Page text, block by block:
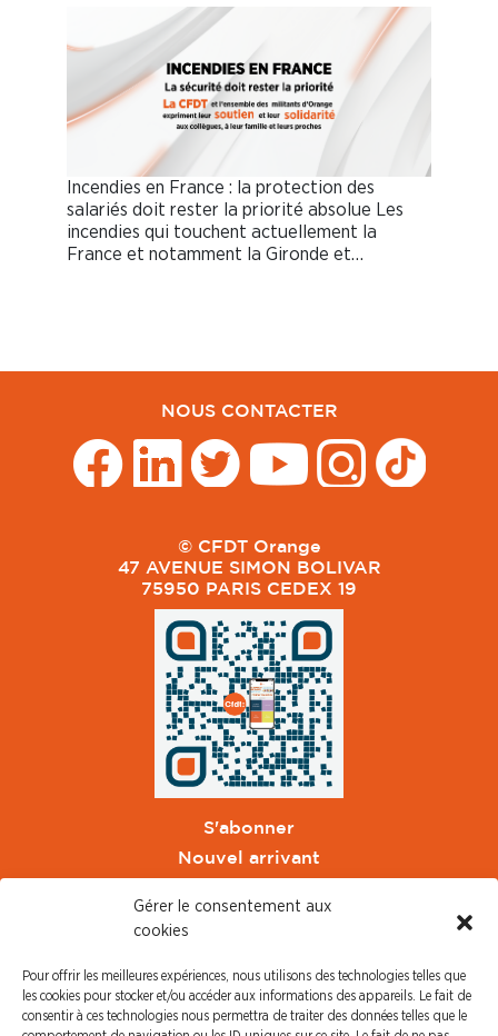
Gérer le consentement aux
cookies
Pour offrir les meilleures expériences, nous utilisons des technologies telles que
les cookies pour stocker et/ou accéder aux informations des appareils. Le fait de
consentir à ces technologies nous permettra de traiter des données telles que le
Incendies en France : la protection des
salariés doit rester la priorité absolue Les
incendies qui touchent actuellement la
France et notamment la Gironde et…
NOUS CONTACTER
© CFDT Orange
47 AVENUE SIMON BOLIVAR
75950 PARIS CEDEX 19
S'abonner
Nouvel arrivant
CFDT Cadres
CFDT Retraités